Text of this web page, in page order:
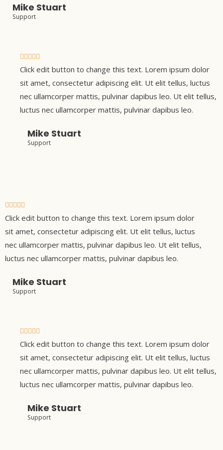
d
o
n
5
d
Mike Stuart
Support

a
l
o
d
o
e
5
Click edit button to change this text. Lorem ipsum dolor
sit amet, consectetur adipiscing elit. Ut elit tellus, luctus
nec ullamcorper mattis, pulvinar dapibus leo. Ut elit tellus,
luctus nec ullamcorper mattis, pulvinar dapibus leo.
Mike Stuart
Support

a
l
o
d
o
n
5
d
Click edit button to change this text. Lorem ipsum dolor
sit amet, consectetur adipiscing elit. Ut elit tellus, luctus
nec ullamcorper mattis, pulvinar dapibus leo. Ut elit tellus,
luctus nec ullamcorper mattis, pulvinar dapibus leo.
Mike Stuart
Support

a
l
o
d
o
Click edit button to change this text. Lorem ipsum dolor
sit amet, consectetur adipiscing elit. Ut elit tellus, luctus
nec ullamcorper mattis, pulvinar dapibus leo. Ut elit tellus,
luctus nec ullamcorper mattis, pulvinar dapibus leo.
Mike Stuart
Support